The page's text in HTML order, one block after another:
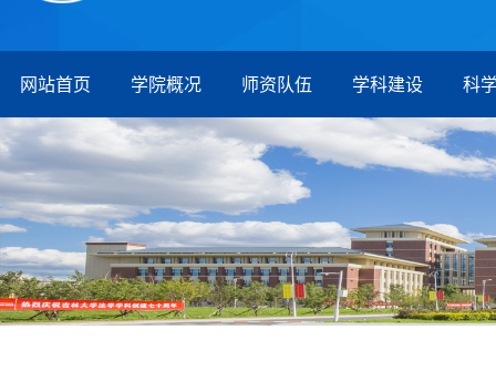
网站首页 学院概况 师资队伍 学科建设 科